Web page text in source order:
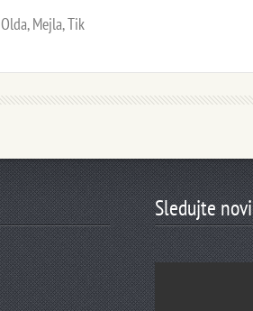
Olda, Mejla, Tik
Sledujte